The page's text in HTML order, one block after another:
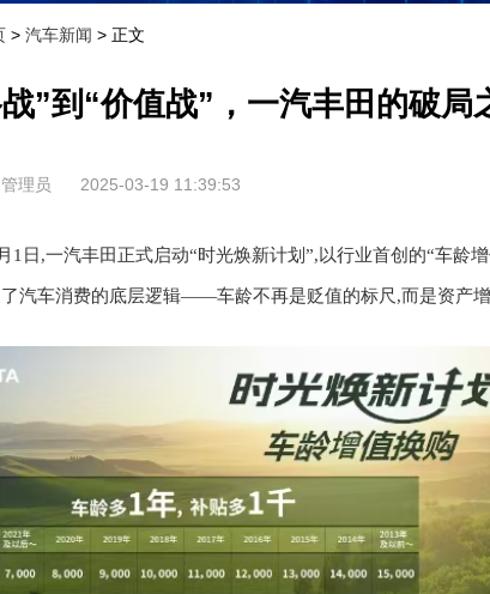
> 汽车新闻 > 正文
”到“价值战”，一汽丰田的破局
管理员 2025-03-19 11:39:53
1日,一汽丰田正式启动“时光焕新计划”,以行业首创的“车龄
汽车消费的底层逻辑——车龄不再是贬值的标尺,而是资产增